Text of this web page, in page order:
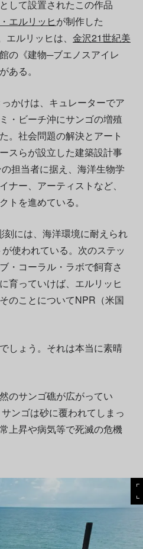
して設置されたこの作品
エルリッヒが制作した
ルリッヒは、 金沢21世紀美
の《建物─ブエノスアイレ
ある。
かけは、キュレーターでア
・ビーチ沖にサンゴの増殖
。社会問題の解決とアート
スらが設立した建築設計事
担当者に据え、海洋生物学
ー、アーティストなど、
トを進めている。
には、海洋環境に耐えられ
使われている。次のステッ
・コーラル・ラボで飼育さ
育っていけば、エルリッヒ
のことについてNPR（米国
しょう。それは本当に素晴
のサンゴ礁が広がってい
ンゴは砂に覆われてしまっ
上昇や病気等で死滅の危機